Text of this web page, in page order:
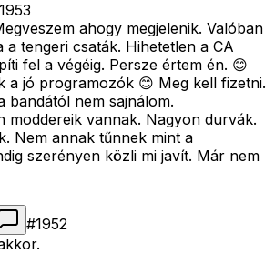
1953
ahogy megjelenik. Valóban
a tengeri csaták. Hihetetlen a CA
fel a végéig. Persze értem én. 😊
a jó programozók 😊 Meg kell fizetni.
bandától nem sajnálom.
moddereik vannak. Nagyon durvák.
Nem annak tűnnek mint a
szerényen közli mi javít. Már nem
#1952